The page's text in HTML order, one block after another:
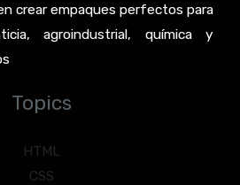
crear empaques perfectos para
agroindustrial, química y
Topics
HTML
CSS